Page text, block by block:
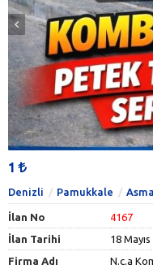
1
Denizli Pamukkale
İlan No
4167
İlan Tarihi
18
Firma Adı
N.c.a